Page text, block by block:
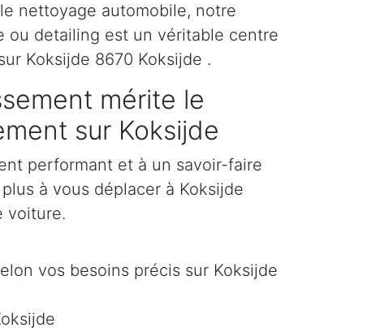
nettoyage automobile, notre
ou detailing est un véritable centre
Koksijde 8670 Koksijde .
mérite le
sur Koksijde
performant et à un savoir-faire
à vous déplacer à Koksijde
voiture.
vos besoins précis sur Koksijde